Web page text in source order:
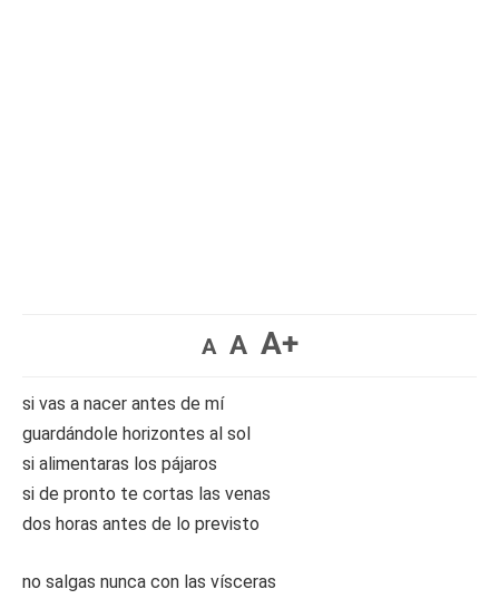
A A A+
si vas a nacer antes de mí
guardándole horizontes al sol
si alimentaras los pájaros
si de pronto te cortas las venas
dos horas antes de lo previsto
no salgas nunca con las vísceras